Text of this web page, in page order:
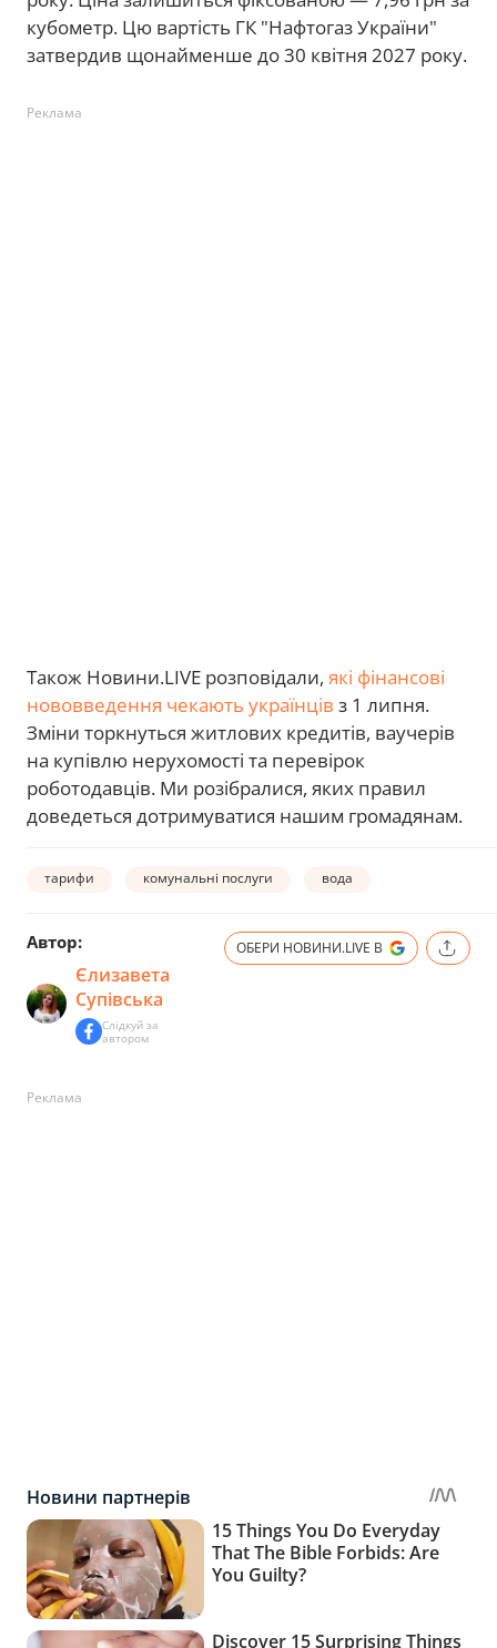
кубометр. Цю вартість ГК "Нафтогаз України"
затвердив щонайменше до 30 квітня 2027 року.
Реклама
Також Новини.LIVE розповідали, які фінансові
нововведення чекають українців з 1 липня.
Зміни торкнуться житлових кредитів, ваучерів
на купівлю нерухомості та перевірок
роботодавців. Ми розібралися, яких правил
доведеться дотримуватися нашим громадянам.
тарифи комунальні послуги вода
Автор:
Єлизавета
Супівська
Слідкуй за
автором
ОБЕРИ НОВИНИ.LIVE В
Реклама